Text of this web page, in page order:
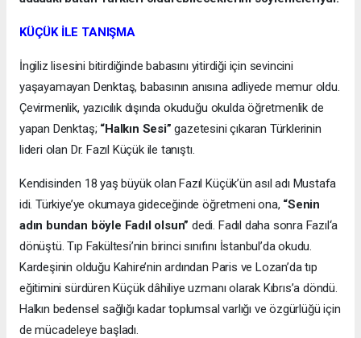
KÜÇÜK İLE TANIŞMA
İngiliz lisesini bitirdiğinde babasını yitirdiği için sevincini
yaşayamayan Denktaş, babasının anısına adliyede memur oldu.
Çevirmenlik, yazıcılık dışında okuduğu okulda öğretmenlik de
yapan Denktaş; “Halkın Sesi”gazetesini çıkaran Türklerinin
lideri olan Dr. Fazıl Küçük ile tanıştı.
Kendisinden 18 yaş büyük olan Fazıl Küçük’ün asıl adı Mustafa
idi. Türkiye’ye okumaya gideceğinde öğretmeni ona, “Senin
adın bundan böyle Fadıl olsun” dedi. Fadıl daha sonra Fazıl‘a
dönüştü. Tıp Fakültesi’nin birinci sınıfını İstanbul’da okudu.
Kardeşinin olduğu Kahire’nin ardından Paris ve Lozan’da tıp
eğitimini sürdüren Küçük dâhiliye uzmanı olarak Kıbrıs’a döndü.
Halkın bedensel sağlığı kadar toplumsal varlığı ve özgürlüğü için
de mücadeleye başladı.